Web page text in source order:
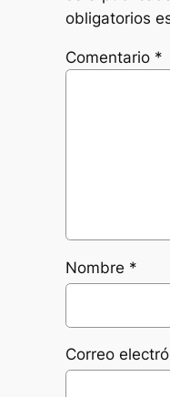
obligatorios
Comentario *
Nombre *
Correo